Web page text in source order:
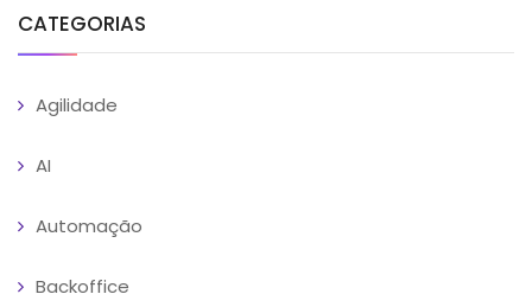
CATEGORIAS
Agilidade
AI
Automação
Backoffice